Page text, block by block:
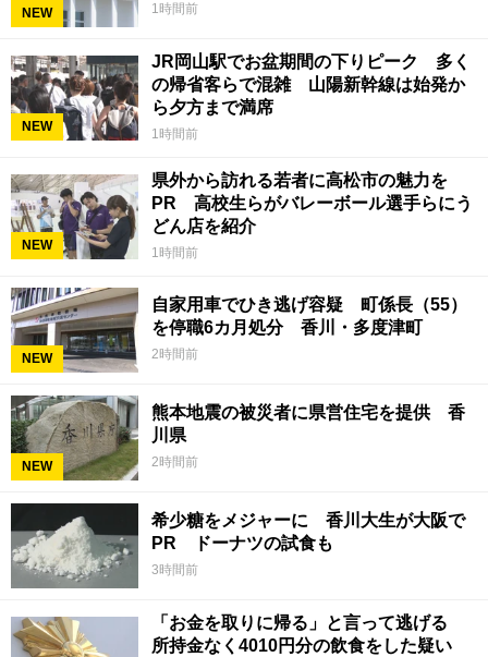
NEW 1時間前
NEW
JR岡山駅でお盆期間の下りピーク 多く
の帰省客らで混雑 山陽新幹線は始発か
ら夕方まで満席
1時間前
NEW
県外から訪れる若者に高松市の魅力を
PR 高校生らがバレーボール選手らにう
どん店を紹介
1時間前
NEW
自家用車でひき逃げ容疑 町係長（55）
を停職6カ月処分 香川・多度津町
2時間前
NEW
熊本地震の被災者に県営住宅を提供 香
川県
2時間前
希少糖をメジャーに 香川大生が大阪で
PR ドーナツの試食も
3時間前
「お金を取りに帰る」と言って逃げる
所持金なく4010円分の飲食をした疑い